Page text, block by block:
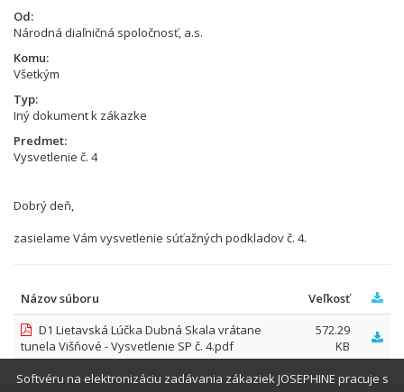
Od
Národná diaľničná spoločnosť, a.s.
Komu
Všetkým
Typ
Iný dokument k zákazke
Predmet
Vysvetlenie č. 4
Dobrý deň,
zasielame Vám vysvetlenie súťažných podkladov č. 4.
Názov súboru
Veľkosť
D1 Lietavská Lúčka Dubná Skala vrátane
tunela Višňové - Vysvetlenie SP č. 4.pdf
572.29
KB
Softvéru na elektronizáciu zadávania zákaziek JOSEPHINE pracuje s